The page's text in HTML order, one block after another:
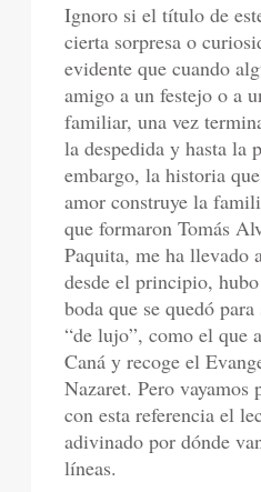
Ignoro si el título de
cierta sorpresa o
evidente que cuando
amigo a un festejo o a
familiar, una vez
la despedida y hasta la
embargo, la historia
amor construye la
que formaron Tomás
Paquita, me ha llevado
desde el principio,
boda que se quedó
“de lujo”, como el que
Caná y recoge el
Nazaret. Pero vayamos
con esta referencia el
adivinado por dónde
líneas.